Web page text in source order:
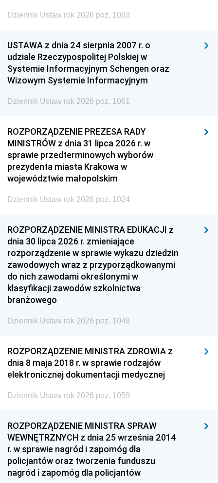
Dziennik Ustaw rok 2026 poz. 1063
USTAWA z dnia 24 sierpnia 2007 r. o
udziale Rzeczypospolitej Polskiej w
Systemie Informacyjnym Schengen oraz
Wizowym Systemie Informacyjnym
Dziennik Ustaw rok 2026 poz. 1061
ROZPORZĄDZENIE PREZESA RADY
MINISTRÓW z dnia 31 lipca 2026 r. w
sprawie przedterminowych wyborów
prezydenta miasta Krakowa w
województwie małopolskim
Dziennik Ustaw rok 2026 poz. 1024
ROZPORZĄDZENIE MINISTRA EDUKACJI z
dnia 30 lipca 2026 r. zmieniające
rozporządzenie w sprawie wykazu dziedzin
zawodowych wraz z przyporządkowanymi
do nich zawodami określonymi w
klasyfikacji zawodów szkolnictwa
branżowego
Dziennik Ustaw rok 2026 poz. 1048
ROZPORZĄDZENIE MINISTRA ZDROWIA z
dnia 8 maja 2018 r. w sprawie rodzajów
elektronicznej dokumentacji medycznej
Dziennik Ustaw rok 2026 poz. 1059
ROZPORZĄDZENIE MINISTRA SPRAW
WEWNĘTRZNYCH z dnia 25 września 2014
r. w sprawie nagród i zapomóg dla
policjantów oraz tworzenia funduszu
nagród i zapomóg dla policjantów